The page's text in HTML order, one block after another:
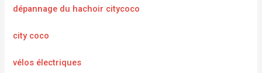
dépannage du hachoir citycoco
city coco
vélos électriques